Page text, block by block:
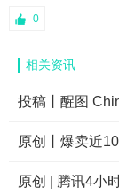
0
相关资讯
投稿丨醒图
原创丨爆卖近1000
原创 | 腾讯4小时闭